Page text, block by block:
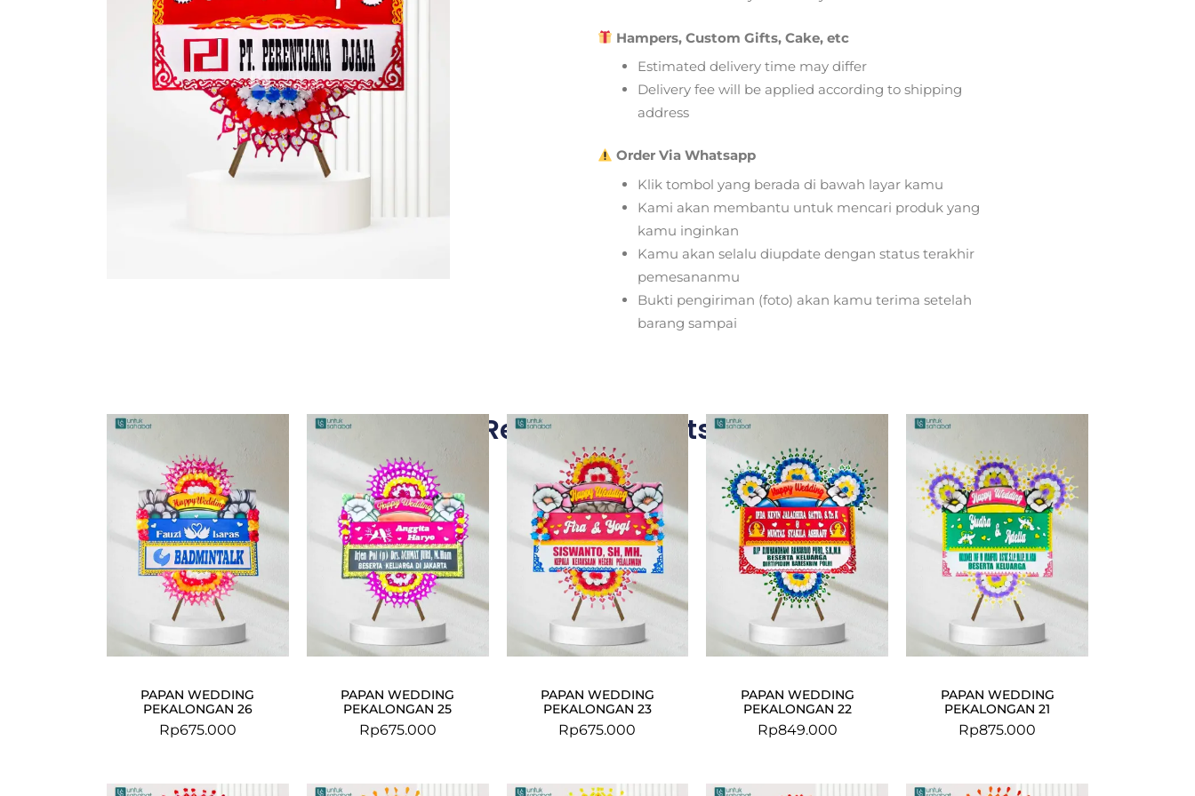
Hampers, Custom Gifts, Cake, etc
Estimated delivery time may differ
Delivery fee will be applied according to shipping
address
Order Via Whatsapp
Klik tombol yang berada di bawah layar kamu
Kami akan membantu untuk mencari produk yang
kamu inginkan
Kamu akan selalu diupdate dengan status terakhir
pemesananmu
Bukti pengiriman (foto) akan kamu terima setelah
barang sampai
Related Products
PAPAN WEDDING
PEKALONGAN 26
Rp675.000
PAPAN WEDDING
PEKALONGAN 25
Rp675.000
PAPAN WEDDING
PEKALONGAN 23
Rp675.000
PAPAN WEDDING
PEKALONGAN 22
Rp849.000
PAPAN WEDDING
PEKALONGAN 21
Rp875.000
Original
Current
Original
Current
Original
Current
Original